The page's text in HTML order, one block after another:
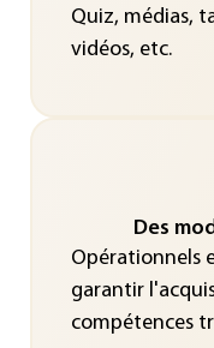
Quiz, médias,
vidéos, etc.
Des
Opérationnels
garantir
compétences